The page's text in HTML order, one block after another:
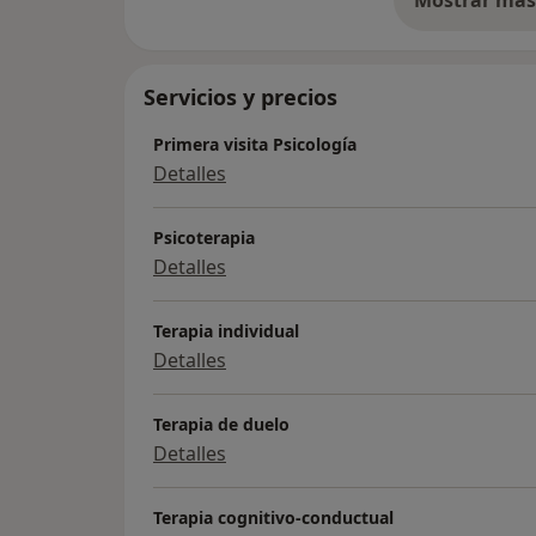
Servicios y precios
Primera visita Psicología
Detalles
Psicoterapia
Detalles
Terapia individual
Detalles
Terapia de duelo
Detalles
Terapia cognitivo-conductual